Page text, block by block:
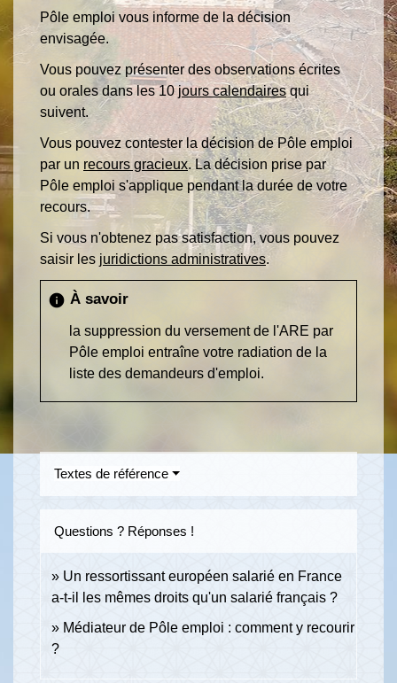
Pôle emploi vous informe de la décision
envisagée.
Vous pouvez présenter des observations écrites
ou orales dans les 10jours calendairesqui
suivent.
Vous pouvez contester la décision de Pôle emploi
par un recours gracieux. La décision prise par
Pôle emploi s'applique pendant la durée de votre
recours.
Si vous n'obtenez pas satisfaction, vous pouvez
saisir les juridictions administratives.
info À savoir
la suppression du versement de l'ARE par
Pôle emploi entraîne votre radiation de la
liste des demandeurs d'emploi.
Textes de référence
Questions ? Réponses !
Un ressortissant européen salarié en France
a-t-il les mêmes droits qu'un salarié français ?
Médiateur de Pôle emploi : comment y recourir
?